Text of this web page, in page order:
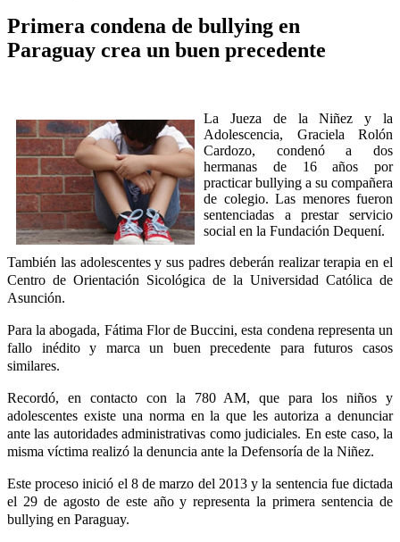
Primera condena de bullying en
Paraguay crea un buen precedente
La Jueza de la Niñez y la
Adolescencia, Graciela Rolón
Cardozo, condenó a dos
hermanas de 16 años por
practicar bullying a su compañera
de colegio. Las menores fueron
sentenciadas a prestar servicio
social en la Fundación Dequení.
También las adolescentes y sus padres deberán realizar terapia en el
Centro de Orientación Sicológica de la Universidad Católica de
Asunción.
Para la abogada, Fátima Flor de Buccini, esta condena representa un
fallo inédito y marca un buen precedente para futuros casos
similares.
Recordó, en contacto con la 780 AM, que para los niños y
adolescentes existe una norma en la que les autoriza a denunciar
ante las autoridades administrativas como judiciales. En este caso, la
misma víctima realizó la denuncia ante la Defensoría de la Niñez.
Este proceso inició el 8 de marzo del 2013 y la sentencia fue dictada
el 29 de agosto de este año y representa la primera sentencia de
bullying en Paraguay.